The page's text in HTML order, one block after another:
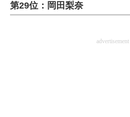
ITの今と未来を見通す
第29位：岡田梨奈
advertisement